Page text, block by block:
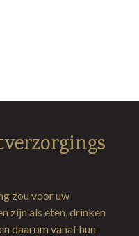
zou voor uw
zijn als eten, drinken
daarom vanaf hun